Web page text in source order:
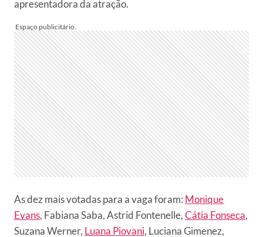
apresentadora da atração.
As dez mais votadas para a vaga foram: Monique
Evans, Fabiana Saba, Astrid Fontenelle,Cátia Fonseca,
Suzana Werner, Luana Piovani, Luciana Gimenez,